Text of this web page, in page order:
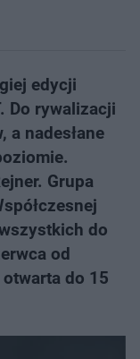
edycji
Do rywalizacji
a nadesłane
Grupa
do
od
do 15